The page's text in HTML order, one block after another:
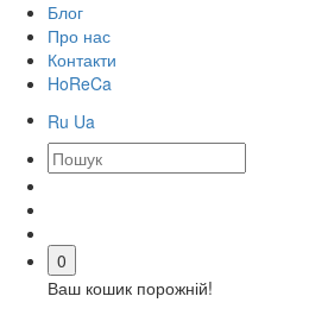
Блог
Про нас
Контакти
HoReCa
Ru Ua
0
Ваш кошик порожній!